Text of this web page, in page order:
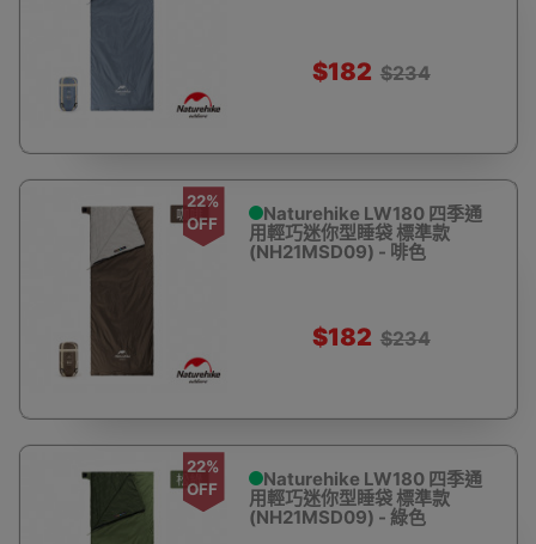
$182 $234
22%
OFF
Naturehike LW180 四季通
用輕巧迷你型睡袋 標準款
(NH21MSD09) - 啡色
$182 $234
22%
OFF
Naturehike LW180 四季通
用輕巧迷你型睡袋 標準款
(NH21MSD09) - 綠色